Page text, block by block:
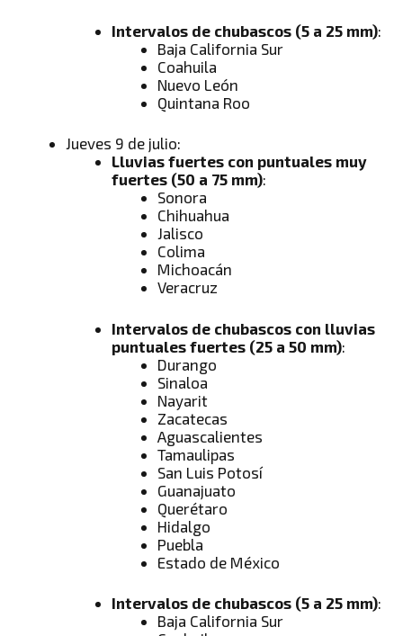
Intervalos de chubascos (5 a 25 mm):
Baja California Sur
Coahuila
Nuevo León
Quintana Roo
Jueves 9 de julio:
Lluvias fuertes con puntuales muy
fuertes (50 a 75 mm):
Sonora
Chihuahua
Jalisco
Colima
Michoacán
Veracruz
Intervalos de chubascos con lluvias
puntuales fuertes (25 a 50 mm):
Durango
Sinaloa
Nayarit
Zacatecas
Aguascalientes
Tamaulipas
San Luis Potosí
Guanajuato
Querétaro
Hidalgo
Puebla
Estado de México
Intervalos de chubascos (5 a 25 mm):
Baja California Sur